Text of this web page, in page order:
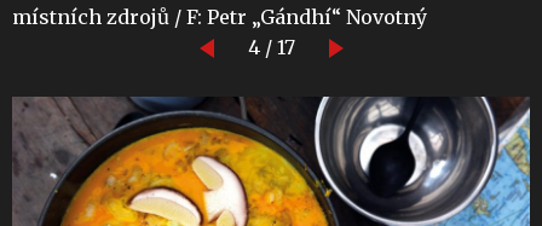
místních zdrojů / F: Petr „Gándhí“ Novotný
4 / 17